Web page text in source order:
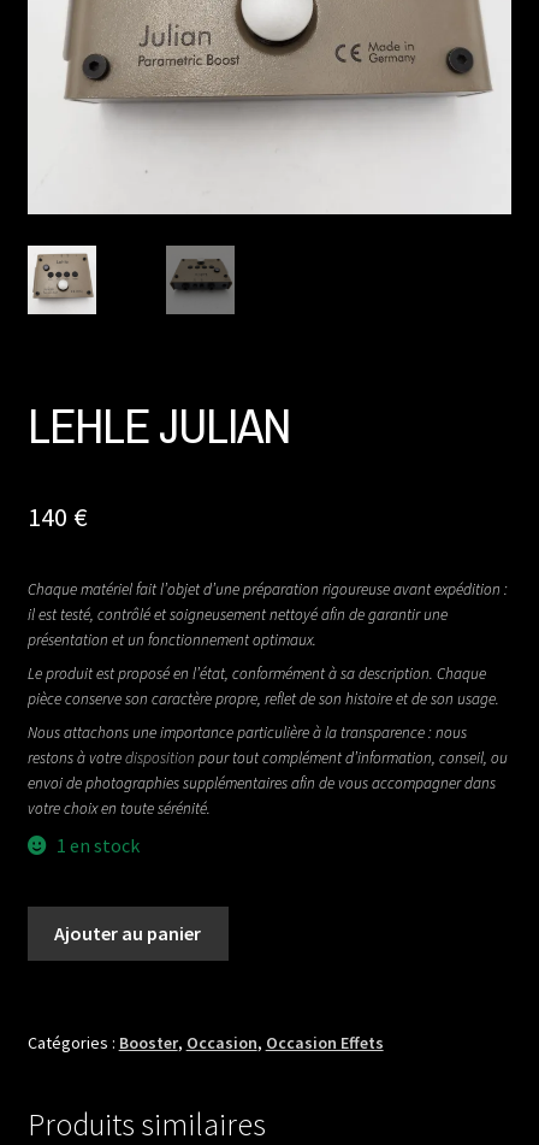
LEHLE JULIAN
140 €
Chaque matériel fait l’objet d’une préparation rigoureuse avant expédition :
il est testé, contrôlé et soigneusement nettoyé afin de garantir une
présentation et un fonctionnement optimaux.
Le produit est proposé en l’état, conformément à sa description. Chaque
pièce conserve son caractère propre, reflet de son histoire et de son usage.
Nous attachons une importance particulière à la transparence : nous
restons à votredisposition pour tout complément d’information, conseil, ou
envoi de photographies supplémentaires afin de vous accompagner dans
votre choix en toute sérénité.
1 en stock
Ajouter au panier
Catégories : Booster, Occasion, Occasion Effets
Produits similaires